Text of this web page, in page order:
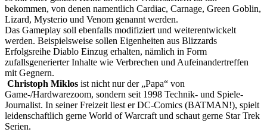
bekommen, von denen namentlich Cardiac, Carnage, Green Goblin,
Lizard, Mysterio und Venom genannt werden.
Das Gameplay soll ebenfalls modifiziert und weiterentwickelt
werden. Beispielsweise sollen Eigenheiten aus Blizzards
Erfolgsreihe Diablo Einzug erhalten, nämlich in Form
zufallsgenerierter Inhalte wie Verbrechen und Aufeinandertreffen
mit Gegnern.
Christoph Miklos ist nicht nur der „Papa“ von
Game-/Hardwarezoom, sondern seit 1998 Technik- und Spiele-
Journalist. In seiner Freizeit liest er DC-Comics (BATMAN!), spielt
leidenschaftlich gerne World of Warcraft und schaut gerne Star Trek
Serien.